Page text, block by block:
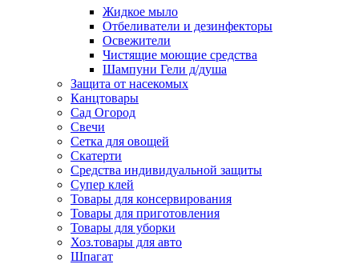
Жидкое мыло
Отбеливатели и дезинфекторы
Освежители
Чистящие моющие средства
Шампуни Гели д/душа
Защита от насекомых
Канцтовары
Сад Огород
Свечи
Сетка для овощей
Скатерти
Средства индивидуальной защиты
Супер клей
Товары для консервирования
Товары для приготовления
Товары для уборки
Хоз.товары для авто
Шпагат